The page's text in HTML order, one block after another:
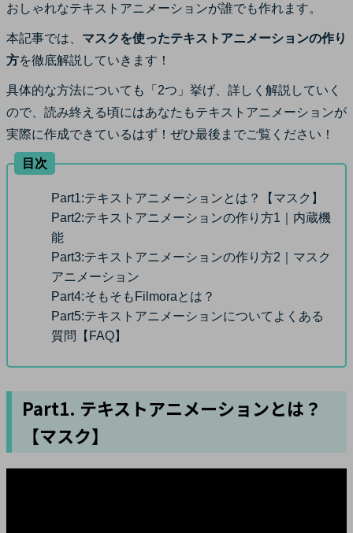
おしゃれなテキストアニメーションが誰でも作れます。
本記事では、 マスクを使ったテキストアニメーションの作り
方を徹底解説していきます！
具体的な方法についても「2つ」挙げ、詳しく解説していく
ので、読み終える頃にはあなたもテキストアニメーションが
実際に作成できているはず！ぜひ最後までご覧ください！
目次
Part1:テキストアニメーションとは？【マスク】
Part2:テキストアニメーションの作り方1｜内蔵機
能
Part3:テキストアニメーションの作り方2｜マスク
アニメーション
Part4:そもそもFilmoraとは？
Part5:テキストアニメーションについてよくある
質問【FAQ】
Part1. テキストアニメーションとは？
【マスク】